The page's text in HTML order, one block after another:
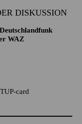
DISKUSSION
WAZ
card